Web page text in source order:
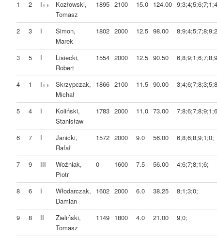
1 2 I++
Kozłowski,
Tomasz
1895 2100 15.0 124.00
2 3 I
Simon,
Marek
1802 2000 12.5 98.00
3 5 I
Lisiecki,
Robert
1554 2000 12.5 90.50
4 1 I++
Skrzypczak,
Michał
1866 2100 11.5 90.00
5 4 I
Koliński,
Stanisław
1783 2000 11.0 73.00
6 7 I
Janicki,
Rafał
1572 2000 9.0 56.00 6;8;6;8;9;1;0;
7 9 III
Woźniak,
Piotr
0 1600 7.5 56.00 4;6;7;8;1;6;
8 6 I
Włodarczak,
Damian
1602 2000 6.0 38.25 8;1;3;0;
9 8 II
Zieliński,
Tomasz
1149 1800 4.0 21.00 9;0;